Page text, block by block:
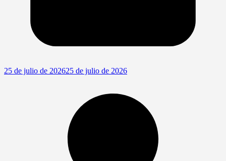
25 de julio de 202625 de julio de 2026